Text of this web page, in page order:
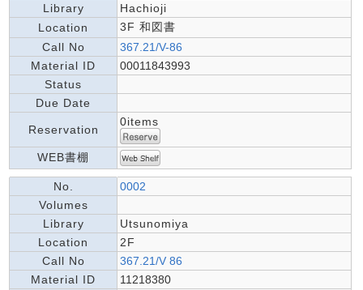
Library
Hachioji
Location
3F 和図書
Call No
367.21/V-86
Material ID
00011843993
Status
Due Date
Reservation
0items
WEB書棚
No.
0002
Volumes
Library
Utsunomiya
Location
2F
Call No
367.21/V 86
Material ID
11218380